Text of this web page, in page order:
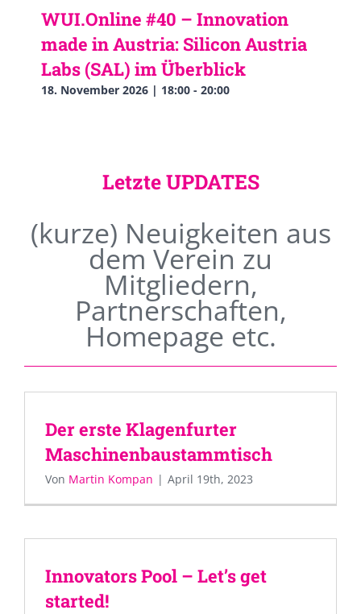
WUI.Online #40 – Innovation
made in Austria: Silicon Austria
Labs (SAL) im Überblick
18. November 2026 | 18:00 - 20:00
Letzte UPDATES
(kurze) Neuigkeiten aus
dem Verein zu
Mitgliedern,
Partnerschaften,
Homepage etc.
Der erste Klagenfurter
Maschinenbaustammtisch
Von Martin Kompan | April 19th, 2023
Innovators Pool – Let’s get
started!